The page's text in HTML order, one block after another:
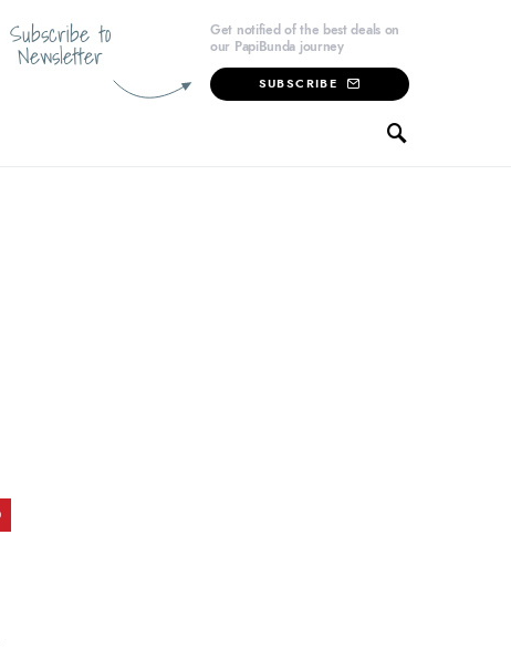
Subscribe to
Newsletter
Get notified of the best deals on
our PapiBunda journey
SUBSCRIBE